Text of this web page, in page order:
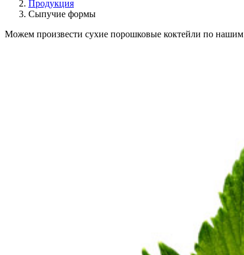
Продукция
Сыпучие формы
Можем произвести сухие порошковые коктейли по